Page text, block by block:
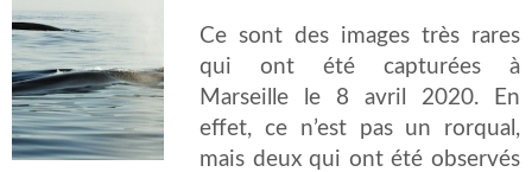
Ce sont des images très rares
qui ont été capturées à
Marseille le 8 avril 2020. En
effet, ce n’est pas un rorqual,
mais deux qui ont été observés